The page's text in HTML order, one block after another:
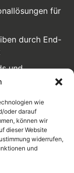
wie
oder darauf
können wir
dieser Website
widerrufen,
und
für
durch End-
und